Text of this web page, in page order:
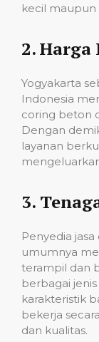
kecil maupun
2.
Yogyakarta
Indonesia
coring beton
Dengan
layanan
3.
Penyedia
umumnya
terampil dan
berbagai
karakteristik
bekerja
dan kualitas.